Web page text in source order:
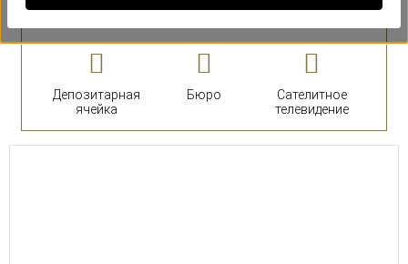
Депозитарная
ячейка
Бюро
Сателитное
телевидение